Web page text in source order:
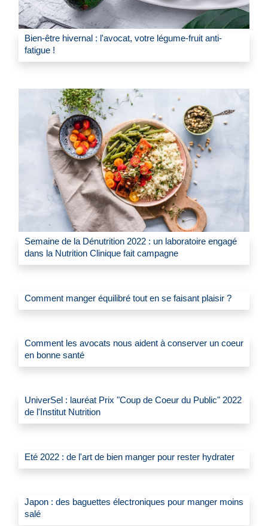
Bien-être hivernal : l'avocat, votre légume-fruit anti-
fatigue !
Semaine de la Dénutrition 2022 : un laboratoire engagé
dans la Nutrition Clinique fait campagne
Comment manger équilibré tout en se faisant plaisir ?
Comment les avocats nous aident à conserver un coeur
en bonne santé
UniverSel : lauréat Prix "Coup de Coeur du Public" 2022
de l'Institut Nutrition
Eté 2022 : de l'art de bien manger pour rester hydrater
Japon : des baguettes électroniques pour manger moins
salé